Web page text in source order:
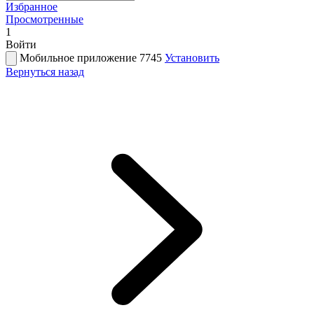
Избранное
Просмотренные
1
Войти
Мобильное приложение 7745 Установить
Вернуться назад